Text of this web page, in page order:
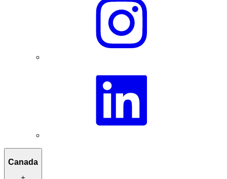
Canada